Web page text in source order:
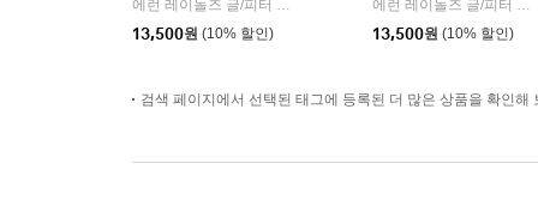
에런 레이놀즈 글/피터 브라운 그림/홍연미 역 |
토토북
13,500원 (10% 할인)
에런 레이놀즈 글/피터 브라운 그림/홍연미 역
13,500원 (10% 할인)
검색 페이지에서 선택된 태그에 등록된 더 많은 상품을 확인해